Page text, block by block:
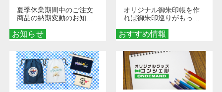
お知らせ
夏季休業期間中のご注文
商品の納期変動のお知ら
おすすめ情報
オリジナル御朱印帳を作
れば御朱印巡りがもっと
ダーメイドする魅力と選
び方